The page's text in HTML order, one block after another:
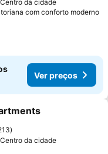
da cidade
com conforto moderno
Ver preços
aos favoritos
da cidade